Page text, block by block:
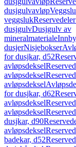
dusjgulvavløp
veggsluk
dusjgulvDusjgulv av
mineralmateriale
dusjerNisjebokser
for dusjkar, d52
avløpsdeksel
avløpsdeksel
avløpsdeksel
for dusjkar, d62
avløpsdeksel
avløpsdeksel
dusjkar, d90
avløpsdeksel
badekar, d52